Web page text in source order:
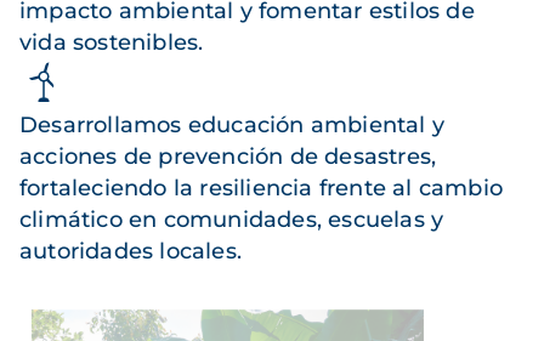
impacto ambiental y fomentar estilos de
vida sostenibles.
Desarrollamos educación ambiental y
acciones de prevención de desastres,
fortaleciendo la resiliencia frente al cambio
climático en comunidades, escuelas y
autoridades locales.